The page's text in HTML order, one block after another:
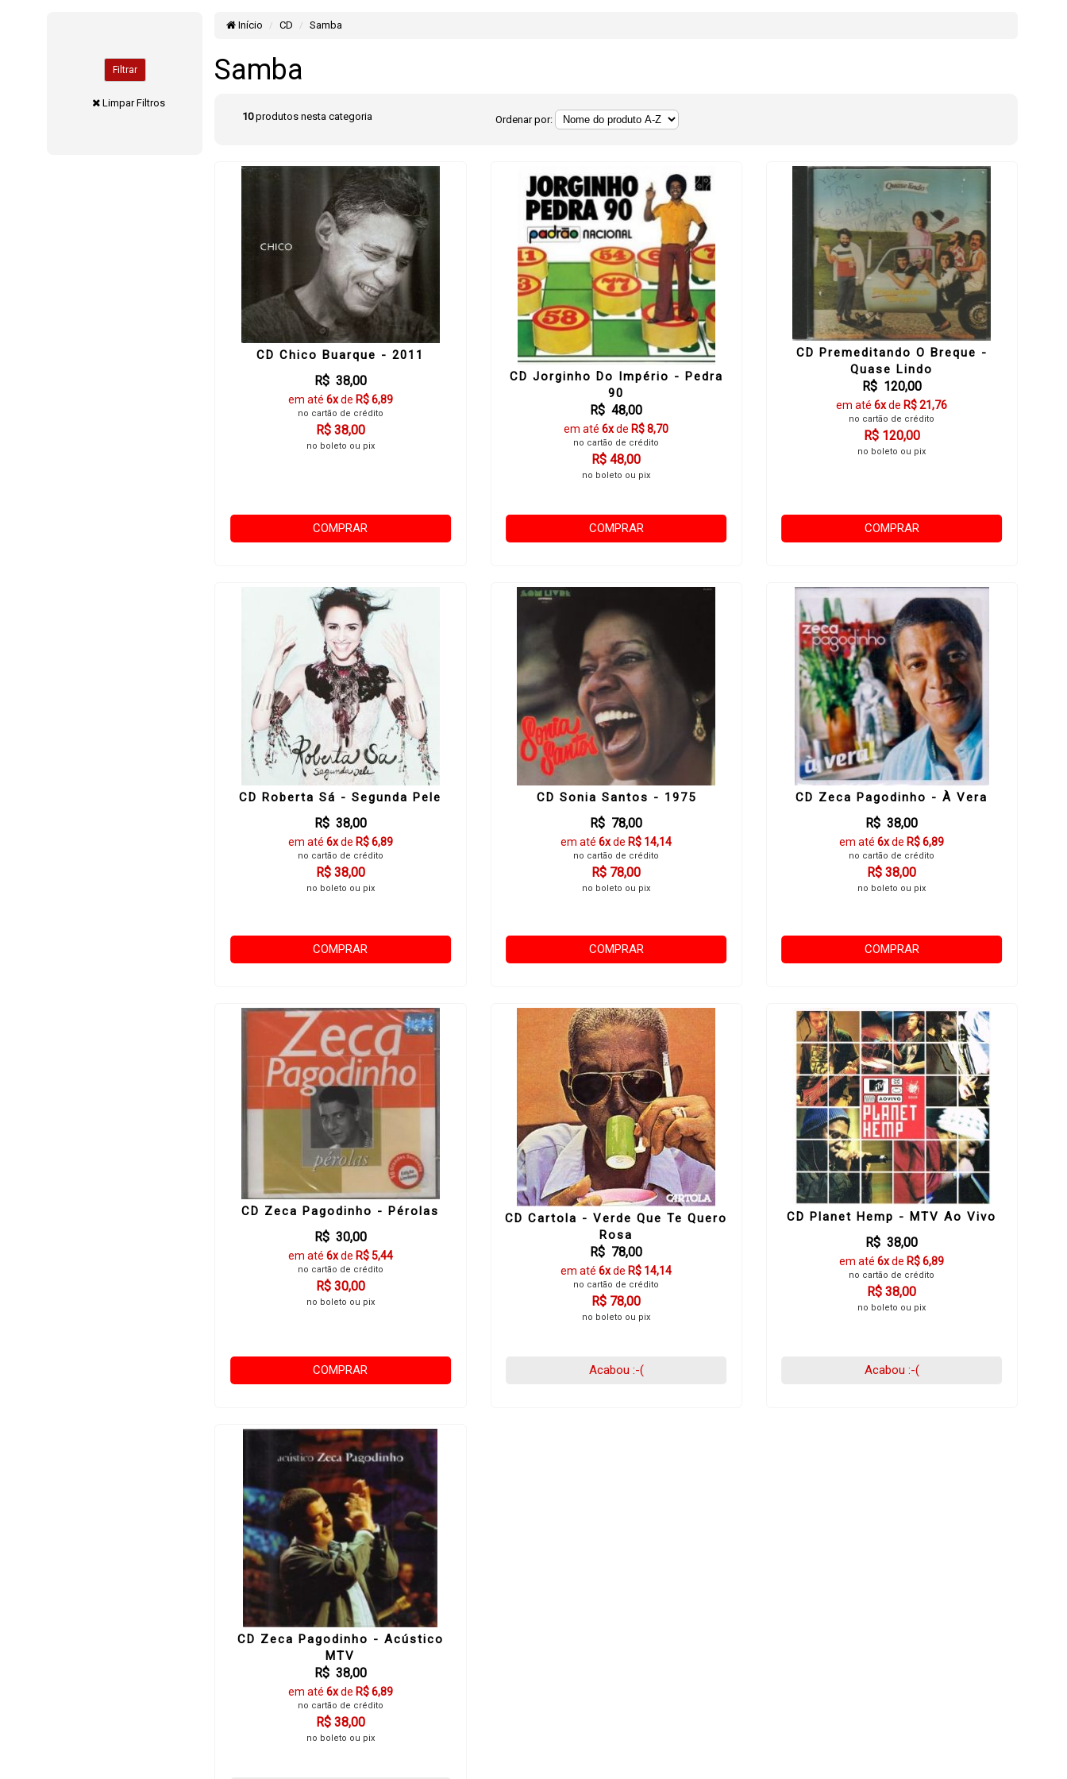
Filtrar
Limpar Filtros
Início CD Samba
Samba
10produtos nesta categoria Ordenar por:
CD Chico Buarque - 2011
R$ 38,00
em até 6xde R$ 6,89
no cartão de crédito
R$ 38,00
no boleto ou pix
COMPRAR
CD Jorginho Do Império - Pedra
90
R$ 48,00
em até6xde R$ 8,70
no cartão de crédito
R$ 48,00
no boleto ou pix
COMPRAR
CD Premeditando O Breque -
Quase Lindo
R$ 120,00
em até6xde R$ 21,76
no cartão de crédito
R$ 120,00
no boleto ou pix
COMPRAR
CD Roberta Sá - Segunda Pele
R$ 38,00
em até 6xde R$ 6,89
no cartão de crédito
R$ 38,00
no boleto ou pix
COMPRAR
CD Sonia Santos - 1975
R$ 78,00
em até6xde R$ 14,14
no cartão de crédito
R$ 78,00
no boleto ou pix
COMPRAR
CD Zeca Pagodinho - À Vera
R$ 38,00
em até6xde R$ 6,89
no cartão de crédito
R$ 38,00
no boleto ou pix
COMPRAR
CD Zeca Pagodinho - Pérolas
R$ 30,00
em até 6xde R$ 5,44
no cartão de crédito
R$ 30,00
no boleto ou pix
COMPRAR
CD Cartola - Verde Que Te Quero
Rosa
R$ 78,00
em até6xde R$ 14,14
no cartão de crédito
R$ 78,00
no boleto ou pix
Acabou :-(
CD Planet Hemp - MTV Ao Vivo
R$ 38,00
em até6xde R$ 6,89
no cartão de crédito
R$ 38,00
no boleto ou pix
Acabou :-(
CD Zeca Pagodinho - Acústico
MTV
R$ 38,00
em até 6xde R$ 6,89
no cartão de crédito
R$ 38,00
no boleto ou pix